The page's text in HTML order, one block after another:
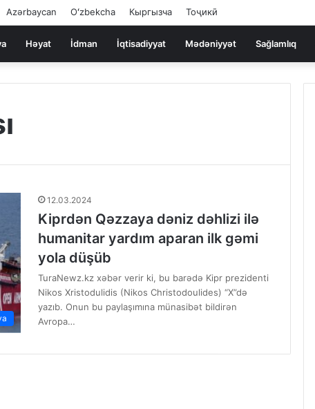
Azərbaycan Oʻzbekcha Кыргызча Тоҷикӣ
Həyat İdman İqtisadiyyat Mədəniyyət Sağlamlıq
12.03.2024
Kiprdən Qəzzaya dəniz dəhlizi ilə
humanitar yardım aparan ilk gəmi
yola düşüb
TuraNewz.kz xəbər verir ki, bu barədə Kipr prezidenti
Nikos Xristodulidis (Nikos Christodoulides) “X”də
yazıb. Onun bu paylaşımına münasibət bildirən
Avropa…